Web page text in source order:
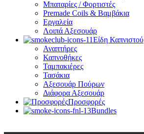
Μπαταρίες / Φορτιστές
Premade Coils & Βαμβάκια
Εργαλεία
Λοιπά Αξεσουάρ
Είδη Καπνιστού
Αναπτήρες
Καπνοθήκες
Ταμπακιέρες
Τασάκια
Αξεσουάρ Πούρων
Διάφορα Αξεσουάρ
Προσφορές
Bundles